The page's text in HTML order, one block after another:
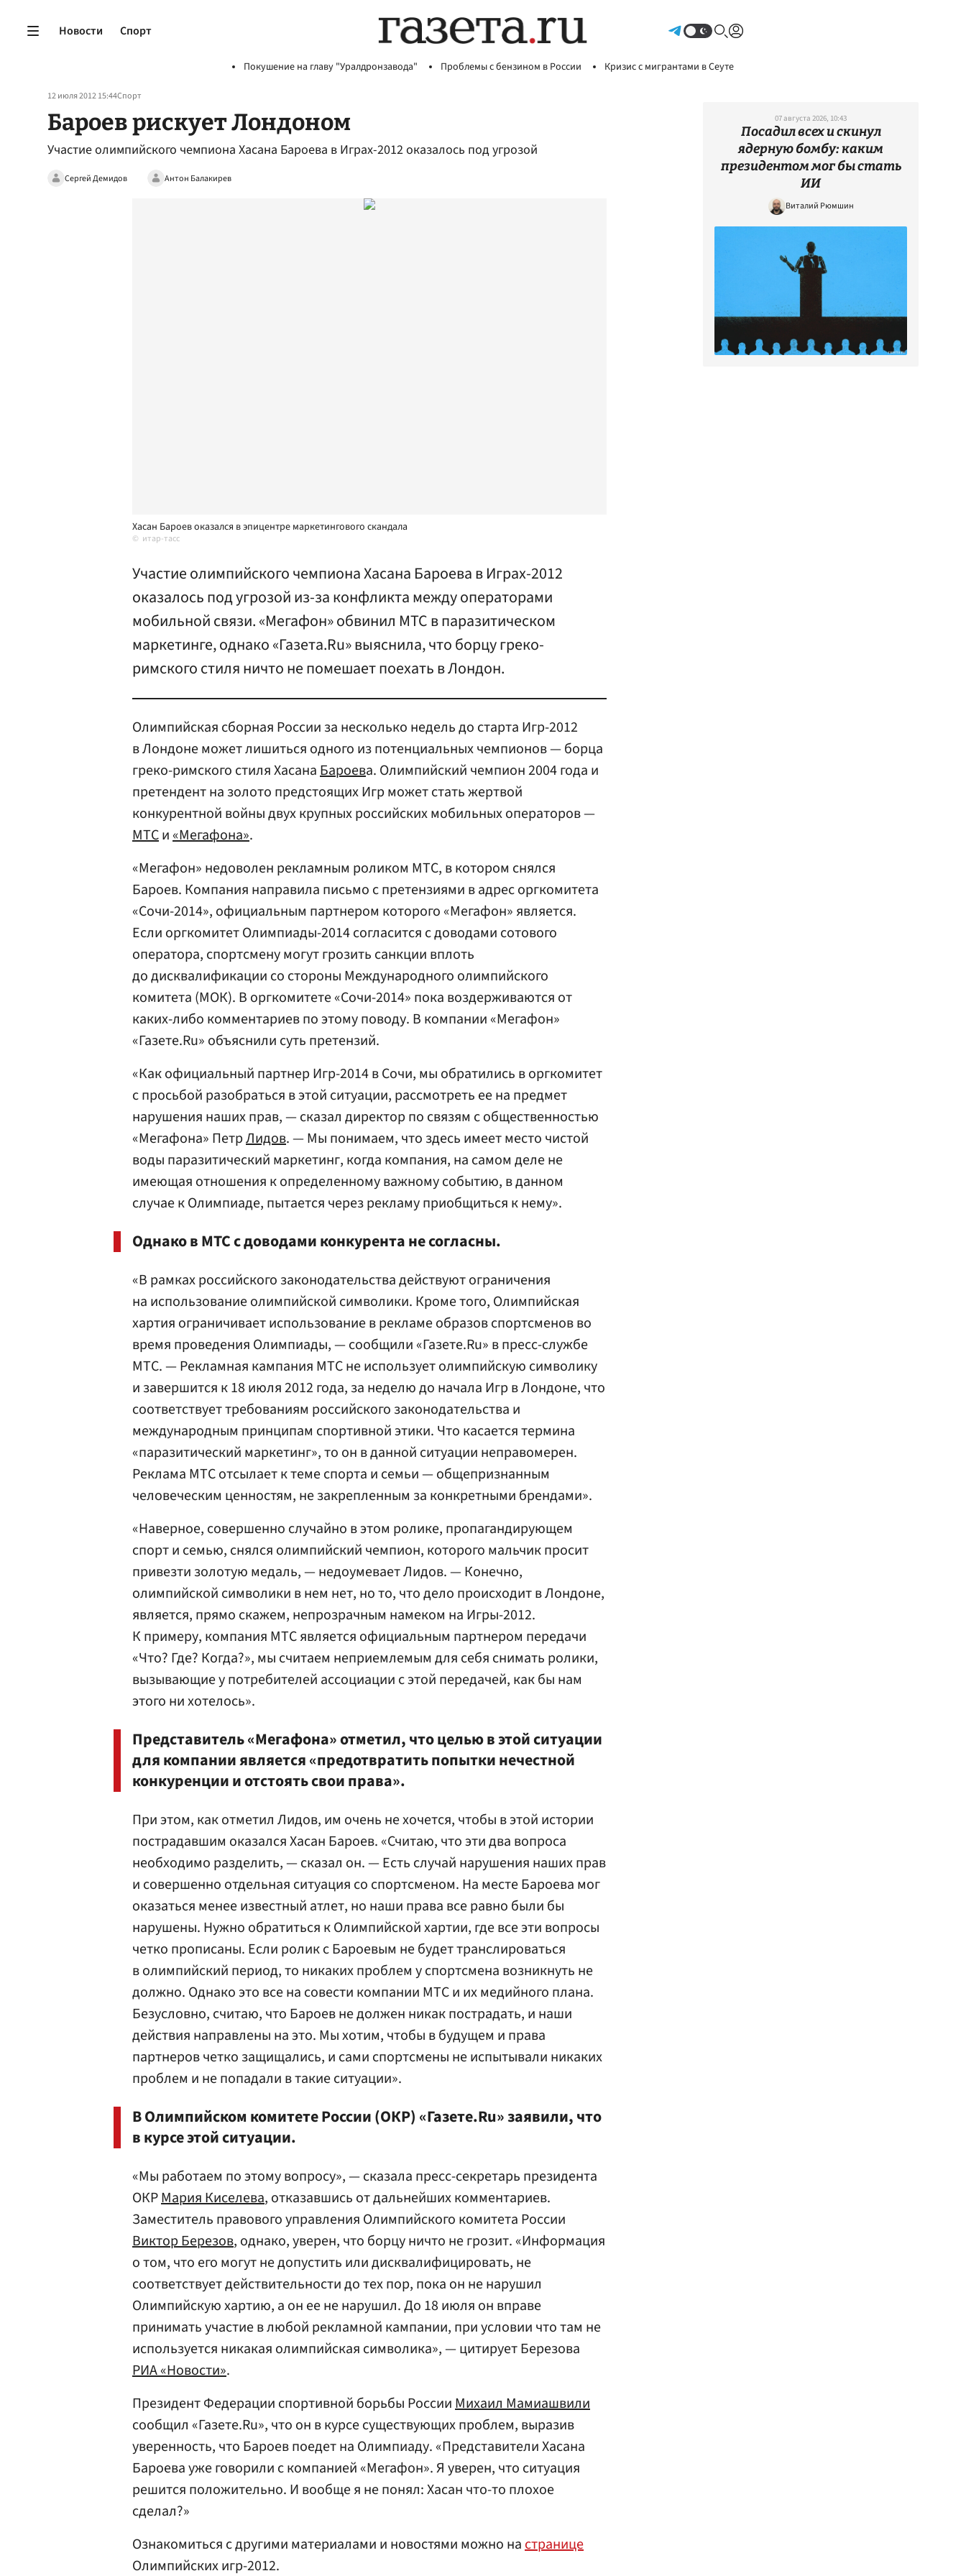
Новости Спорт
Покушение на главу "Уралдронзавода" Проблемы с бензином в России Кризис с мигрантами в Сеуте
12 июля 2012 15:44Спорт
Бароев рискует Лондоном
Участие олимпийского чемпиона Хасана Бароева в Играх-2012 оказалось под угрозой
Сергей Демидов Антон Балакирев
Хасан Бароев оказался в эпицентре маркетингового скандала
итар-тасс
Участие олимпийского чемпиона Хасана Бароева в Играх-2012
оказалось под угрозой из-за конфликта между операторами
мобильной связи. «Мегафон» обвинил МТС в паразитическом
маркетинге, однако «Газета.Ru» выяснила, что борцу греко-
римского стиля ничто не помешает поехать в Лондон.
Олимпийская сборная России за несколько недель до старта Игр-2012
в Лондоне может лишиться одного из потенциальных чемпионов — борца
греко-римского стиля ХасанаБароева. Олимпийский чемпион 2004 года и
претендент на золото предстоящих Игр может стать жертвой
конкурентной войны двух крупных российских мобильных операторов —
МТСи«Мегафона».
«Мегафон» недоволен рекламным роликом МТС, в котором снялся
Бароев. Компания направила письмо с претензиями в адрес оргкомитета
«Сочи-2014», официальным партнером которого «Мегафон» является.
Если оргкомитет Олимпиады-2014 согласится с доводами сотового
оператора, спортсмену могут грозить санкции вплоть
до дисквалификации со стороны Международного олимпийского
комитета (МОК). В оргкомитете «Сочи-2014» пока воздерживаются от
каких-либо комментариев по этому поводу. В компании «Мегафон»
«Газете.Ru» объяснили суть претензий.
«Как официальный партнер Игр-2014 в Сочи, мы обратились в оргкомитет
с просьбой разобраться в этой ситуации, рассмотреть ее на предмет
нарушения наших прав, — сказал директор по связям с общественностью
«Мегафона» ПетрЛидов. — Мы понимаем, что здесь имеет место чистой
воды паразитический маркетинг, когда компания, на самом деле не
имеющая отношения к определенному важному событию, в данном
случае к Олимпиаде, пытается через рекламу приобщиться к нему».
Однако в МТС с доводами конкурента не согласны.
«В рамках российского законодательства действуют ограничения
на использование олимпийской символики. Кроме того, Олимпийская
хартия ограничивает использование в рекламе образов спортсменов во
время проведения Олимпиады, — сообщили «Газете.Ru» в пресс-службе
МТС. — Рекламная кампания МТС не использует олимпийскую символику
и завершится к 18 июля 2012 года, за неделю до начала Игр в Лондоне, что
соответствует требованиям российского законодательства и
международным принципам спортивной этики. Что касается термина
«паразитический маркетинг», то он в данной ситуации неправомерен.
Реклама МТС отсылает к теме спорта и семьи — общепризнанным
человеческим ценностям, не закрепленным за конкретными брендами».
«Наверное, совершенно случайно в этом ролике, пропагандирующем
спорт и семью, снялся олимпийский чемпион, которого мальчик просит
привезти золотую медаль, — недоумевает Лидов. — Конечно,
олимпийской символики в нем нет, но то, что дело происходит в Лондоне,
является, прямо скажем, непрозрачным намеком на Игры-2012.
К примеру, компания МТС является официальным партнером передачи
«Что? Где? Когда?», мы считаем неприемлемым для себя снимать ролики,
вызывающие у потребителей ассоциации с этой передачей, как бы нам
этого ни хотелось».
Представитель «Мегафона» отметил, что целью в этой ситуации
для компании является «предотвратить попытки нечестной
конкуренции и отстоять свои права».
При этом, как отметил Лидов, им очень не хочется, чтобы в этой истории
пострадавшим оказался Хасан Бароев. «Считаю, что эти два вопроса
необходимо разделить, — сказал он. — Есть случай нарушения наших прав
и совершенно отдельная ситуация со спортсменом. На месте Бароева мог
оказаться менее известный атлет, но наши права все равно были бы
нарушены. Нужно обратиться к Олимпийской хартии, где все эти вопросы
четко прописаны. Если ролик с Бароевым не будет транслироваться
в олимпийский период, то никаких проблем у спортсмена возникнуть не
должно. Однако это все на совести компании МТС и их медийного плана.
Безусловно, считаю, что Бароев не должен никак пострадать, и наши
действия направлены на это. Мы хотим, чтобы в будущем и права
партнеров четко защищались, и сами спортсмены не испытывали никаких
проблем и не попадали в такие ситуации».
В Олимпийском комитете России (ОКР) «Газете.Ru» заявили, что
в курсе этой ситуации.
«Мы работаем по этому вопросу», — сказала пресс-секретарь президента
ОКРМария Киселева, отказавшись от дальнейших комментариев.
Заместитель правового управления Олимпийского комитета России
Виктор Березов, однако, уверен, что борцу ничто не грозит. «Информация
о том, что его могут не допустить или дисквалифицировать, не
соответствует действительности до тех пор, пока он не нарушил
Олимпийскую хартию, а он ее не нарушил. До 18 июля он вправе
принимать участие в любой рекламной кампании, при условии что там не
используется никакая олимпийская символика», — цитирует Березова
РИА «Новости».
Президент Федерации спортивной борьбы РоссииМихаил Мамиашвили
сообщил «Газете.Ru», что он в курсе существующих проблем, выразив
уверенность, что Бароев поедет на Олимпиаду. «Представители Хасана
Бароева уже говорили с компанией «Мегафон». Я уверен, что ситуация
решится положительно. И вообще я не понял: Хасан что-то плохое
сделал?»
Ознакомиться с другими материалами и новостями можно настранице
Олимпийских игр-2012.
07 августа 2026, 10:43
Посадил всех и скинул
ядерную бомбу: каким
президентом мог бы стать
ИИ
Виталий Рюмшин